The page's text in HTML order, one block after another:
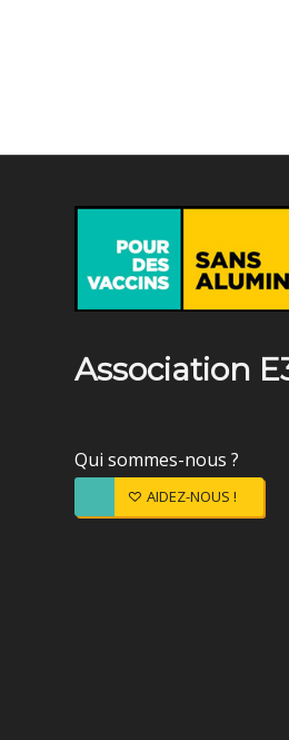
Association
Qui sommes-nous ?
AIDEZ-NOUS !